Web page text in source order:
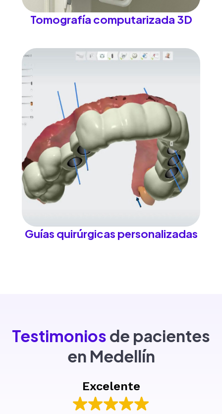
Tomografía computarizada 3D
Guías quirúrgicas personalizadas
Testimonios de pacientes
en Medellín
Excelente